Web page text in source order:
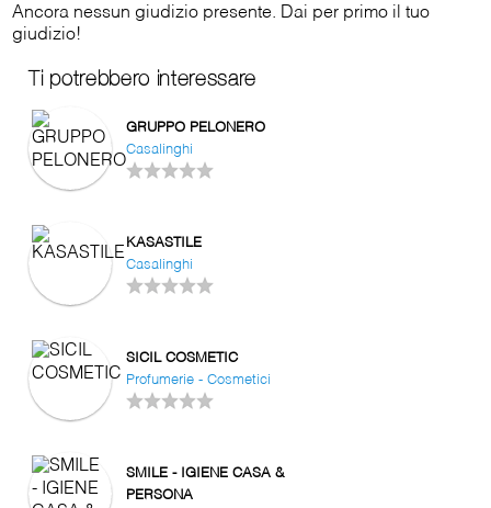
Ancora nessun giudizio presente. Dai per primo il tuo
giudizio!
Ti potrebbero interessare
GRUPPO PELONERO
Casalinghi
KASASTILE
Casalinghi
SICIL COSMETIC
Profumerie - Cosmetici
SMILE - IGIENE CASA &
PERSONA